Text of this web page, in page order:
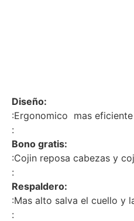
Diseño:
:Ergonomico mas
:
Bono gratis:
:Cojin reposa cabezas y
:
Respaldero:
:Mas alto salva el cuello y
: